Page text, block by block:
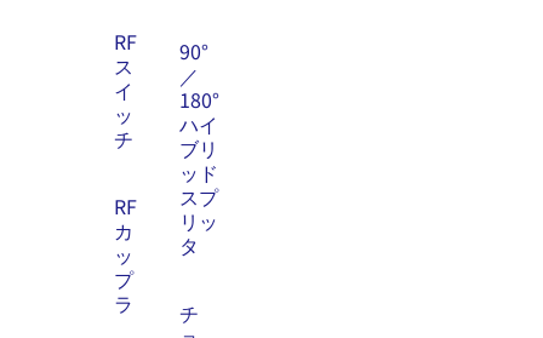
RF
ス
イ
ッ
チ
RF
カ
ッ
プ
ラ
90°
／
180°
ハイ
ブリ
ッド
スプ
リッ
タ
チ